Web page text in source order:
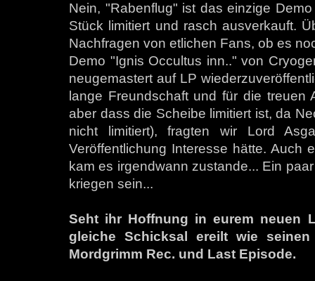
Nein, "Rabenflug" ist das einzige
Stück limitiert und rasch ausverkauft.
Nachfragen von etlichen Fans, ob es
Demo "Ignis Occultus inn.." von
neugemastert auf LP
lange Freundschaft und für die treuen
aber dass die Scheibe limitiert ist, da
nicht limitiert), fragten wir Lord
Veröffentlichung Interesse hätte. Auch
kam es irgendwann zustande... Ein
kriegen sein...
Seht ihr Hoffnung in eurem neuen
gleiche Schicksal ereilt wie
Mordgrimm Rec. und Last Episode.